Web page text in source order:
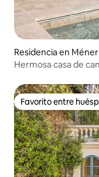
Residencia en
Hermosa casa de
Favorito entre
Favorito entre